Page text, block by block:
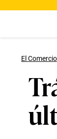
El Comercio